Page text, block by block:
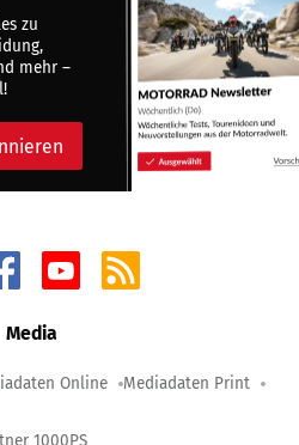
zu
mehr –
Media
Online Mediadaten Print
1000PS